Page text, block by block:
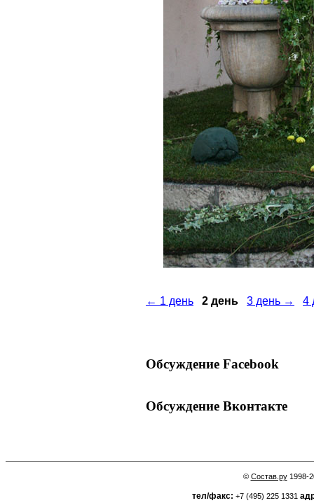
← 1 день 2 день 3 день → 4
Обсуждение Facebook
Обсуждение Вконтакте
© Состав.ру1998-
тел/факс: +7 (495) 225 1331